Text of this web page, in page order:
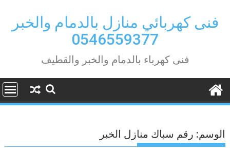
content
فنى كهربائي منازل بالدمام والخبر
0546559377
فنى كهرباء بالدمام والخبر والقطيف
الوسم: رقم سباك منازل الخبر